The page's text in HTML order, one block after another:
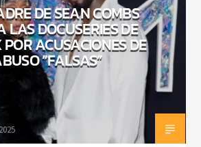
DE SEAN COMBS
LAS DOCUSERIES DE
ACUSACIONES DE
“FALSAS”